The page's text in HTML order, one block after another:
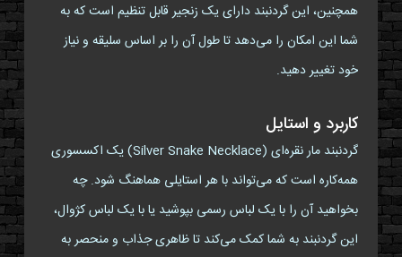
همچنین، این گردنبند دارای یک زنجیر قابل تنظیم است که به
شما این امکان را می‌دهد تا طول آن را بر اساس سلیقه و نیاز
خود تغییر دهید.
کاربرد و استایل
گردنبند مار نقره‌ای (Silver Snake Necklace) یک اکسسوری
همه‌کاره است که می‌تواند با هر استایلی هماهنگ شود. چه
بخواهید آن را با یک لباس رسمی بپوشید یا با یک لباس کژوال،
این گردنبند به شما کمک می‌کند تا ظاهری جذاب و منحصر به